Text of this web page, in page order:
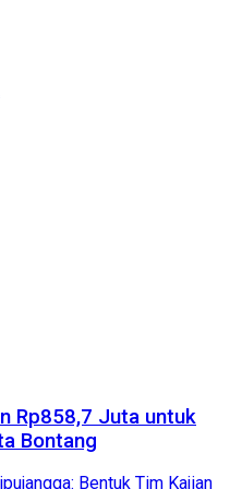
Rp858,7 Juta untuk
Bontang